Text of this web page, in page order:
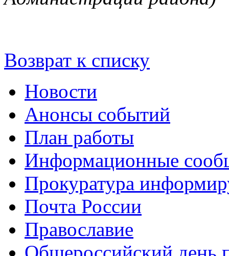
Возврат к списку
Новости
Анонсы событий
План работы
Информационные
Прокуратура
Почта России
Православие